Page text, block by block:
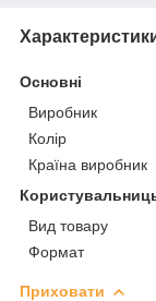
Основні
Виробник
Колір
Країна виробник
Вид товару
Формат
Приховати